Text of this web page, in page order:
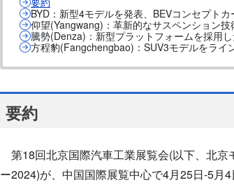
BYD：新型4モデルを発表、BEVコンセプト
仰望(Yangwang)：革新的なサスペンション
騰勢(Denza)：新型プラットフォームを採用
方程豹(Fangchengbao)：SUV3モデルをライ
要約
第18回北京国際汽車工業展覧会(以下、北京
ー2024)が、中国国際展覧中心で4月25日-5月